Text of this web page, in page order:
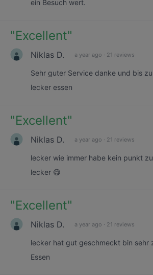
ein Besuch wert.
"Excellent"
Niklas D. a year ago · 21 reviews
Sehr guter Service danke und bis
lecker essen
"Excellent"
Niklas D. a year ago · 21 reviews
lecker wie immer habe kein punkt
lecker 😋
"Excellent"
Niklas D. a year ago · 21 reviews
lecker hat gut geschmeckt bin sehr
Essen